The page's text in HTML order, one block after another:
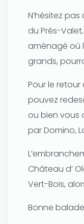
N’hésitez
du Prés-
aménagé où
grands,
Pour le retour
pouvez
ou bien vous
par Domino,
Château d’
Vert-Bois,
Bonne